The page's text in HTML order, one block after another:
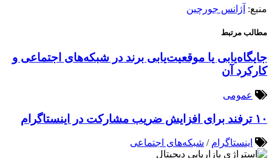
منبع: آژانس جورچین
مطالب مرتبط
جایگاه‌یابی یا موقعیت‌یابی برند در شبکه‌های اجتماعی و
کارکرد آن
عمومی
۱۰ ترفند برای افزایش ضریب مشارکت در اینستاگرام
اینستاگرام / شبکه‌های اجتماعی